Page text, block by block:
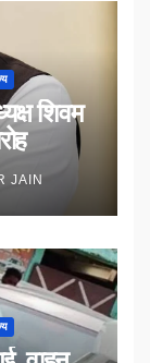
शिवम
JAIN